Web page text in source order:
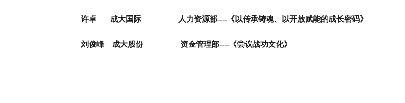
许卓 成大国际 人力资源部---- 《以传承铸魂、以开放赋能的成长密码》
刘俊峰 成大股份 资金管理部---- 《尝议战功文化》